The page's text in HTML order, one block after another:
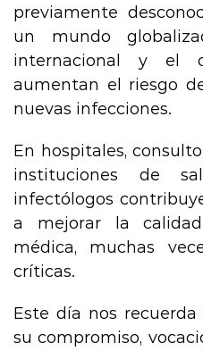
previamente
un mundo
internacional y el
aumentan el riesgo
nuevas infecciones.
En hospitales,
instituciones de
infectólogos
a mejorar la
médica, muchas
críticas.
Este día nos
su compromiso,